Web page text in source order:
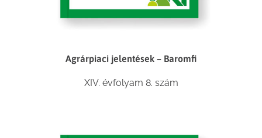
Agrárpiaci jelentések – Baromfi
XIV. évfolyam 8. szám